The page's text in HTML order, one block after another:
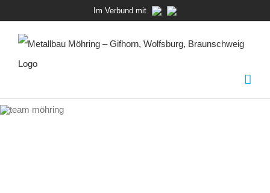
springen
Im Verbund mit